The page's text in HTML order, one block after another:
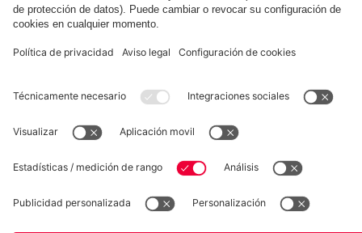
Museum Prensa Baloncesto
Aviso legal
Política de privacidad Condiciones de uso
Accesibilidad
Sistema de denuncia
Contacto Ajustes de cookies